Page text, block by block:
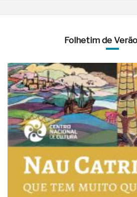
Folhetim de